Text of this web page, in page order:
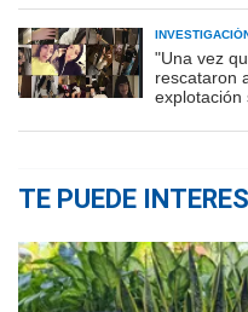
"Una vez
rescataron
explotación
TE PUEDE